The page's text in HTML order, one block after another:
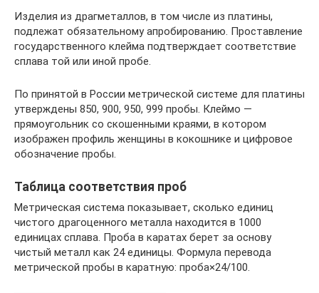
Изделия из драгметаллов, в том числе из платины,
подлежат обязательному апробированию. Проставление
государственного клейма подтверждает соответствие
сплава той или иной пробе.
По принятой в России метрической системе для платины
утверждены 850, 900, 950, 999 пробы. Клеймо —
прямоугольник со скошенными краями, в котором
изображен профиль женщины в кокошнике и цифровое
обозначение пробы.
Таблица соответствия проб
Метрическая система показывает, сколько единиц
чистого драгоценного металла находится в 1000
единицах сплава. Проба в каратах берет за основу
чистый металл как 24 единицы. Формула перевода
метрической пробы в каратную: проба×24/100.